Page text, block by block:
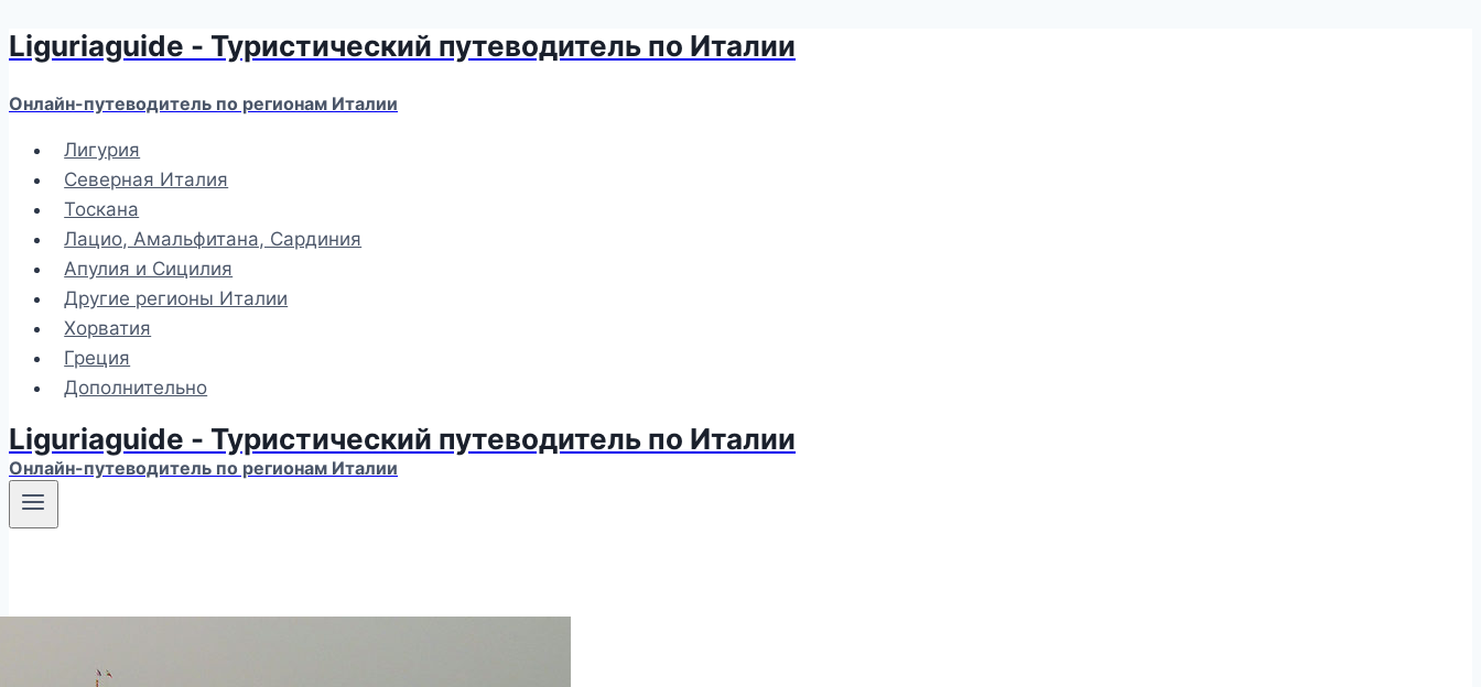
Перейти
содержимому
Liguriaguide - Туристический путеводитель по Италии
Онлайн-путеводитель по регионам Италии
Лигурия
Северная Италия
Тоскана
Лацио, Амальфитана, Сардиния
Апулия и Сицилия
Другие регионы Италии
Хорватия
Греция
Дополнительно
Liguriaguide - Туристический путеводитель по Италии
Онлайн-путеводитель по регионам Италии